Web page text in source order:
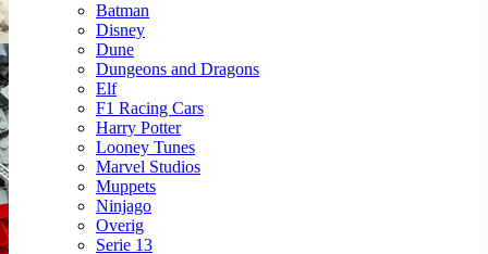
Batman
Disney
Dune
Dungeons and Dragons
Elf
F1 Racing Cars
Harry Potter
Looney Tunes
Marvel Studios
Muppets
Ninjago
Overig
Serie 13